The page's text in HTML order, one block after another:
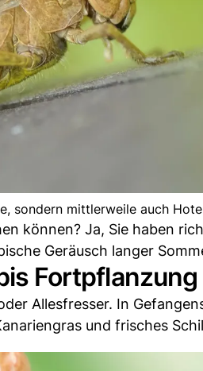
sondern mittlerweile auch
können? Ja, Sie haben
Geräusch langer
Fortpflanzung
Allesfresser. In
und frisches